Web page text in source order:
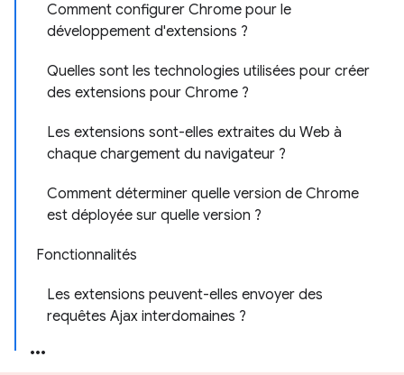
Comment configurer Chrome pour le
développement d'extensions ?
Quelles sont les technologies utilisées pour créer
des extensions pour Chrome ?
Les extensions sont-elles extraites du Web à
chaque chargement du navigateur ?
Comment déterminer quelle version de Chrome
est déployée sur quelle version ?
Fonctionnalités
Les extensions peuvent-elles envoyer des
requêtes Ajax interdomaines ?